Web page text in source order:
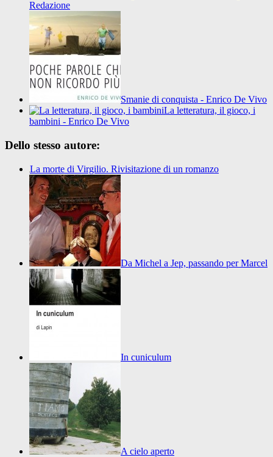
Redazione
Smanie di conquista - Enrico De Vivo
La letteratura, il gioco, i
bambini - Enrico De Vivo
Dello stesso autore:
La morte di Virgilio. Rivisitazione di un romanzo
Da Michel a Jep, passando per Marcel
In cuniculum
A cielo aperto